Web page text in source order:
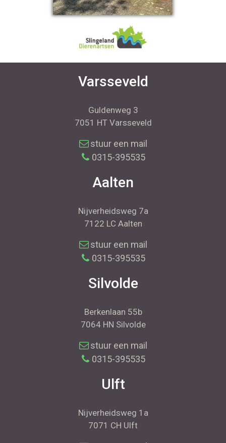
Varsseveld
Guldenweg 3
7051 HT Varsseveld
stuur een mail
0315-395535
Aalten
Nijverheidsweg 7a
7122 LC Aalten
stuur een mail
0315-395535
Silvolde
Berkenlaan 55b
7064 HN Silvolde
stuur een mail
0315-395535
Ulft
Nijverheidsweg 1a
7071 CH Ulft